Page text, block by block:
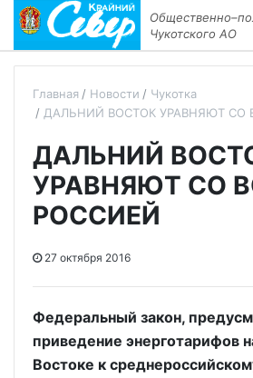
Чукотского АО
Главная Новости
Чукотка
ДАЛЬНИЙ ВОСТОК УРАВНЯЮТ СО
ДАЛЬНИЙ
УРАВНЯЮТ СО
РОССИЕЙ
27 октября 2016
Федеральный закон,
приведение энерготарифов
Востоке к